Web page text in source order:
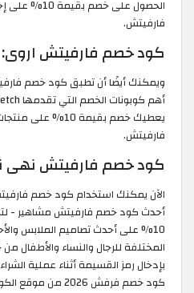
الحصول على
فارفيتش.
كود خصم فارفيتش اروى:
ويمكنك أيضًا أن تطبق كود خصم
يعطيك خصم بقيمة
فارفيتش.
كود خصم فارفيتش نهى
الآن يمكنك استخدام كود خصم
أحدث كود خصم فارفيتش مشاهير -
10% على أحدث تصاميم الملابس
بإدخال رمز القسيمة أثناء عملية
كود خصم فرفش 2026 من موقع الكوبون.